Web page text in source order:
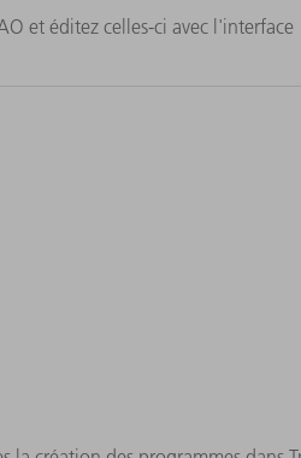
et éditez celles-ci avec l'interface